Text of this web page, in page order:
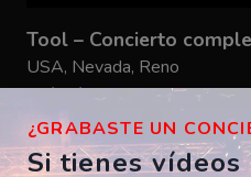
Tool – Concierto
USA, Nevada, Reno
14/01/2012
TOOL4269
¿GRABASTE UN
Si tienes